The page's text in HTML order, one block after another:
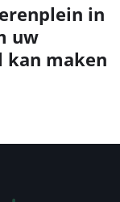
in
uw
maken